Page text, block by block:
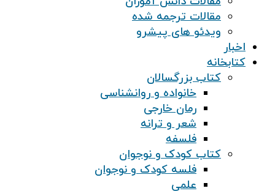
مقالات ترجمه شده
ویدئو های پیشرو
اخبار
کتابخانه
کتاب بزرگسالان
خانواده و روانشناسی
رمان خارجی
شعر و ترانه
فلسفه
کتاب کودک و نوجوان
فلسه کودک و نوجوان
علمی